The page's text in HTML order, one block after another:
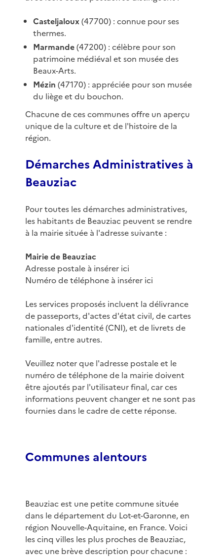
Casteljaloux(47700) : connue pour ses
thermes.
Marmande(47200) : célèbre pour son
patrimoine médiéval et son musée des
Beaux-Arts.
Mézin (47170) : appréciée pour son musée
du liège et du bouchon.
Chacune de ces communes offre un aperçu
unique de la culture et de l'histoire de la
région.
Démarches Administratives à
Beauziac
Pour toutes les démarches administratives,
les habitants de Beauziac peuvent se rendre
à la mairie située à l'adresse suivante :
Mairie de Beauziac
Adresse postale à insérer ici
Numéro de téléphone à insérer ici
Les services proposés incluent la délivrance
de passeports, d'actes d'état civil, de cartes
nationales d'identité (CNI), et de livrets de
famille, entre autres.
Veuillez noter que l'adresse postale et le
numéro de téléphone de la mairie doivent
être ajoutés par l'utilisateur final, car ces
informations peuvent changer et ne sont pas
fournies dans le cadre de cette réponse.
Communes alentours
Beauziac est une petite commune située
dans le département du Lot-et-Garonne, en
région Nouvelle-Aquitaine, en France. Voici
les cinq villes les plus proches de Beauziac,
avec une brève description pour chacune :